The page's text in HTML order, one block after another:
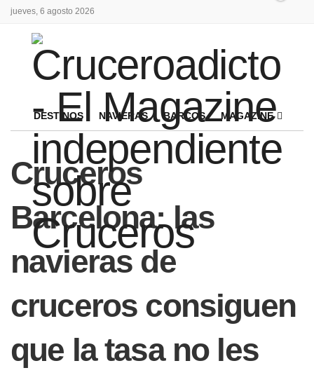
jueves, 6 agosto 2026
DESTINOS NAVIERAS BARCOS MAGAZINE
Cruceros
Barcelona: las
navieras de
cruceros consiguen
que la tasa no les